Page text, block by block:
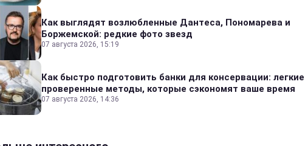
Как выглядят возлюбленные Дантеса, Пономарева и
Боржемской: редкие фото звезд
07 августа 2026, 15:19
Как быстро подготовить банки для консервации: легкие
проверенные методы, которые сэкономят ваше время
07 августа 2026, 14:36